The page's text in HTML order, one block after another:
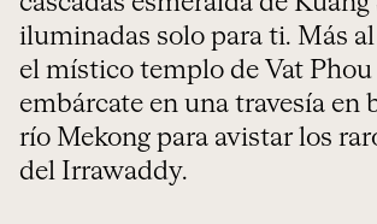
iluminadas solo para ti. Más
el místico templo de Vat Phou
embárcate en una travesía en
río Mekong para avistar los
del Irrawaddy.